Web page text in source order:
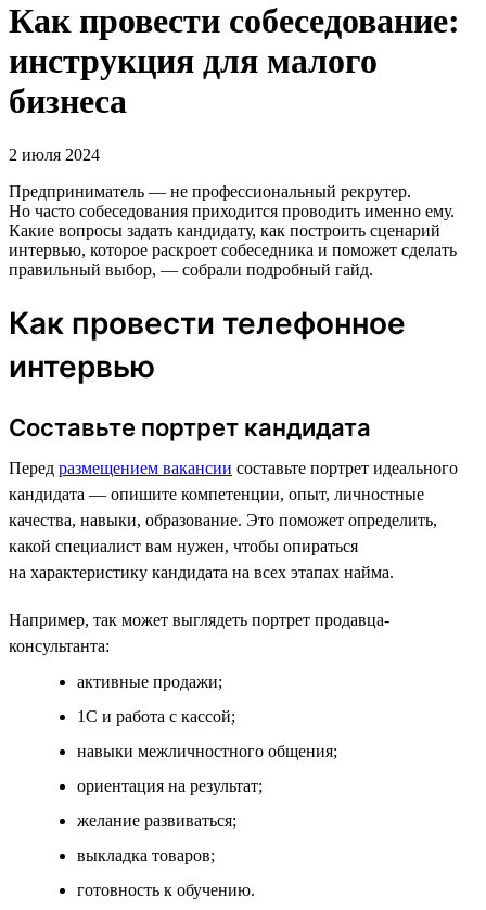
Как провести собеседование:
инструкция для малого
бизнеса
2 июля 2024
Предприниматель — не профессиональный рекрутер.
Но часто собеседования приходится проводить именно ему.
Какие вопросы задать кандидату, как построить сценарий
интервью, которое раскроет собеседника и поможет сделать
правильный выбор, — собрали подробный гайд.
Как провести телефонное
интервью
Составьте портрет кандидата
Перед размещением вакансии составьте портрет идеального
кандидата — опишите компетенции, опыт, личностные
качества, навыки, образование. Это поможет определить,
какой специалист вам нужен, чтобы опираться
на характеристику кандидата на всех этапах найма.
Например, так может выглядеть портрет продавца-
консультанта:
активные продажи;
1С и работа с кассой;
навыки межличностного общения;
ориентация на результат;
желание развиваться;
выкладка товаров;
готовность к обучению.